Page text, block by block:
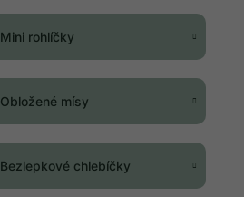
Mini rohlíčky
Obložené mísy
Bezlepkové chlebíčky